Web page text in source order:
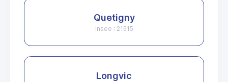
Quetigny
Insee : 21515
Longvic